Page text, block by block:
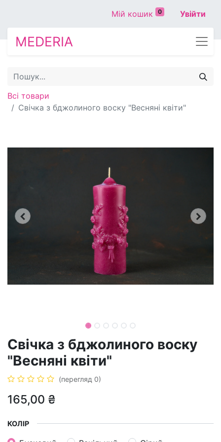
Мій кошик 0 Увійти
MEDERIA
Всі товари
Свічка з бджолиного воску "Весняні квіти"
Свічка з бджолиного воску
"Весняні квіти"
(перегляд 0)
165,00 ₴
КОЛІР